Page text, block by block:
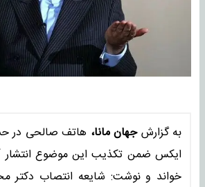
به گزارشجهان مانا، هاتف صالحی در
ایکس ضمن تکذیب این موضوع انتشار
خواند و نوشت: شایعه انتصاب دکتر